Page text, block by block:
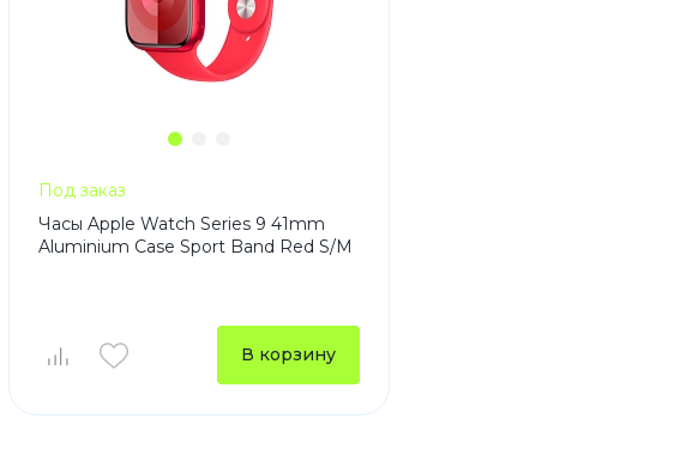
F Series
Nothing
Под заказ
Часы Apple Watch Series 9 41mm
Aluminium Case Sport Band Red S/M
В корзину